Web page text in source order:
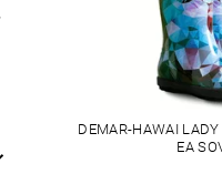
DEMAR-HAWAI
EA